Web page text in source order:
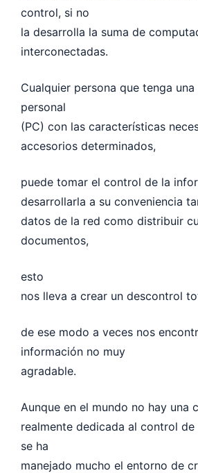
control, si no
la desarrolla la suma de
interconectadas.
Cualquier persona que tenga
personal
(PC) con las características
accesorios determinados,
puede tomar el control de la
desarrollarla a su conveniencia
datos de la red como distribuir
documentos,
esto
nos lleva a crear un descontrol
de ese modo a veces nos
información no muy
agradable.
Aunque en el mundo no hay una
realmente dedicada al control
se ha
manejado mucho el entorno de